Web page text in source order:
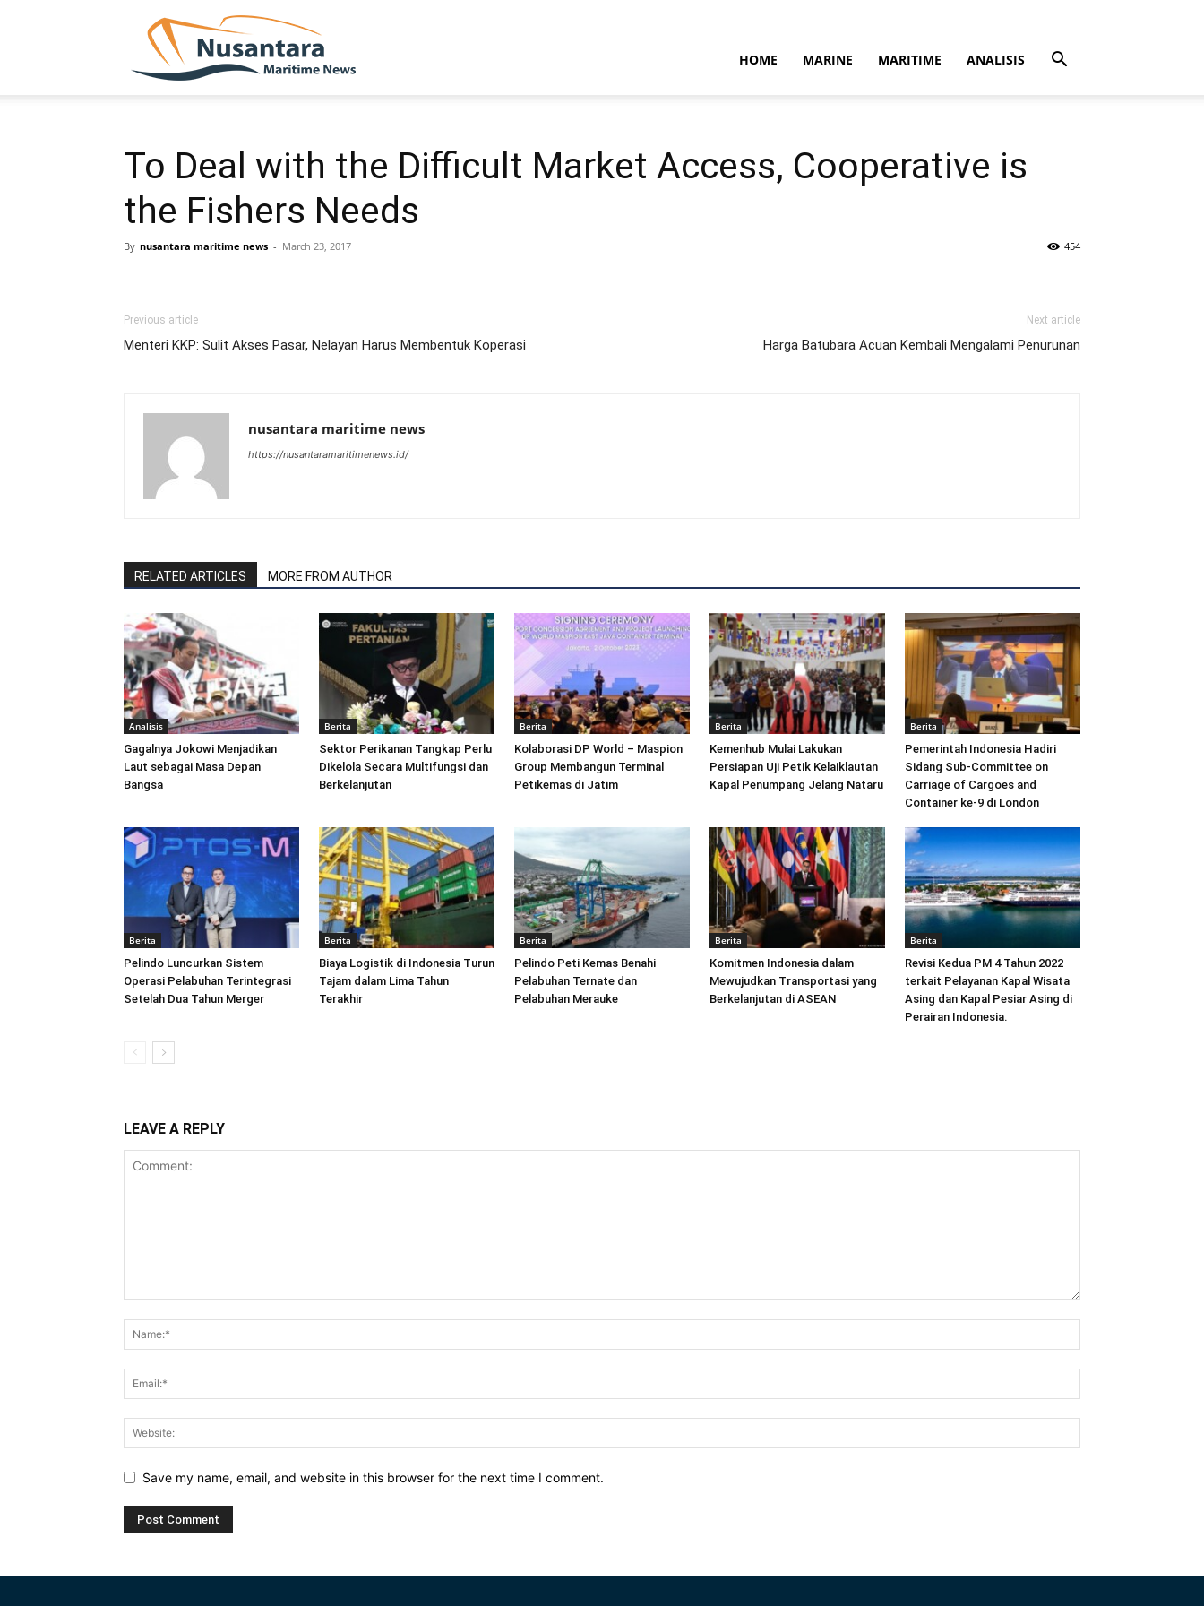
HOME MARINE MARITIME ANALISIS
To Deal with the Difficult Market Access, Cooperative is
the Fishers Needs
By nusantara maritime news - March 23, 2017 454
Previous article
Menteri KKP: Sulit Akses Pasar, Nelayan Harus Membentuk Koperasi
Next article
Harga Batubara Acuan Kembali Mengalami Penurunan
nusantara maritime news
https://nusantaramaritimenews.id/
RELATED ARTICLES MORE FROM AUTHOR
Analisis
Gagalnya Jokowi Menjadikan
Laut sebagai Masa Depan
Bangsa
Berita
Sektor Perikanan Tangkap Perlu
Dikelola Secara Multifungsi dan
Berkelanjutan
Berita
Kolaborasi DP World – Maspion
Group Membangun Terminal
Petikemas di Jatim
Berita
Kemenhub Mulai Lakukan
Persiapan Uji Petik Kelaiklautan
Kapal Penumpang Jelang Nataru
Berita
Pemerintah Indonesia Hadiri
Sidang Sub-Committee on
Carriage of Cargoes and
Container ke-9 di London
Berita
Pelindo Luncurkan Sistem
Operasi Pelabuhan Terintegrasi
Setelah Dua Tahun Merger
Berita
Biaya Logistik di Indonesia Turun
Tajam dalam Lima Tahun
Terakhir
Berita
Pelindo Peti Kemas Benahi
Pelabuhan Ternate dan
Pelabuhan Merauke
Berita
Komitmen Indonesia dalam
Mewujudkan Transportasi yang
Berkelanjutan di ASEAN
Berita
Revisi Kedua PM 4 Tahun 2022
terkait Pelayanan Kapal Wisata
Asing dan Kapal Pesiar Asing di
Perairan Indonesia.
LEAVE A REPLY
Save my name, email, and website in this browser for the next time I comment.